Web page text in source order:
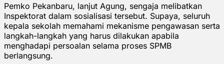
Pemko Pekanbaru, lanjut Agung, sengaja melibatkan
Inspektorat dalam sosialisasi tersebut. Supaya, seluruh
kepala sekolah memahami mekanisme pengawasan serta
langkah-langkah yang harus dilakukan apabila
menghadapi persoalan selama proses SPMB
berlangsung.